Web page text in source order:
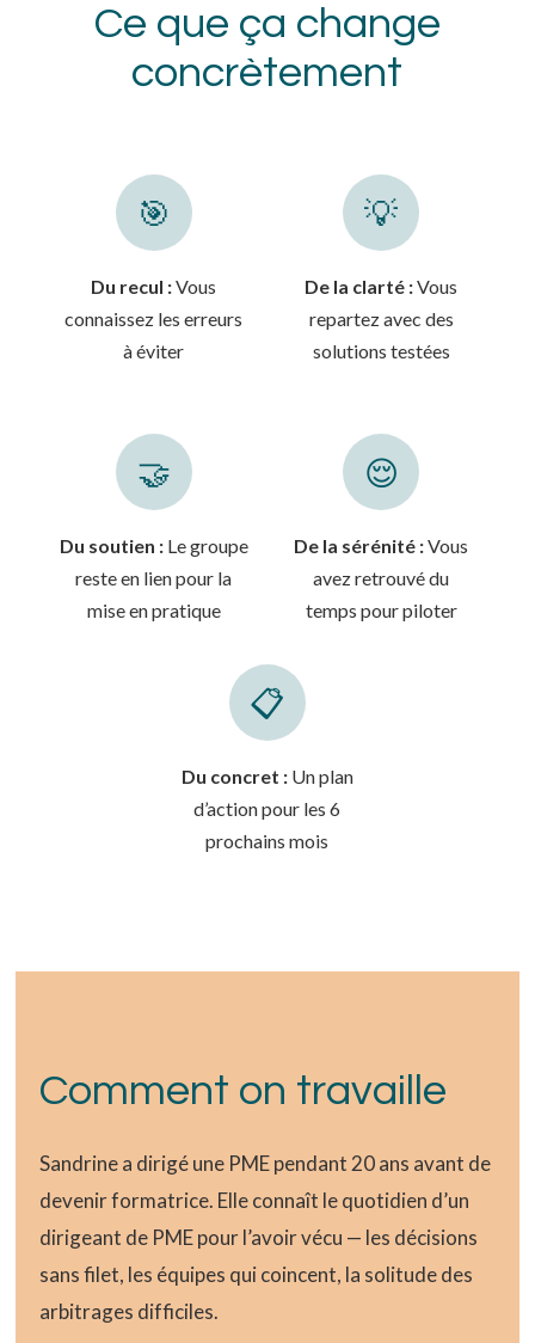
Ce que ça change
concrètement
🎯
Du recul :Vous
connaissez les erreurs
à éviter
💡
De la clarté :Vous
repartez avec des
solutions testées
🤝
Du soutien :Le groupe
reste en lien pour la
mise en pratique
😌
De la sérénité :Vous
avez retrouvé du
temps pour piloter
📋
Du concret :Un plan
d’action pour les 6
prochains mois
Comment on travaille
Sandrine a dirigé une PME pendant 20 ans avant de
devenir formatrice. Elle connaît le quotidien d’un
dirigeant de PME pour l’avoir vécu — les décisions
sans filet, les équipes qui coincent, la solitude des
arbitrages difficiles.